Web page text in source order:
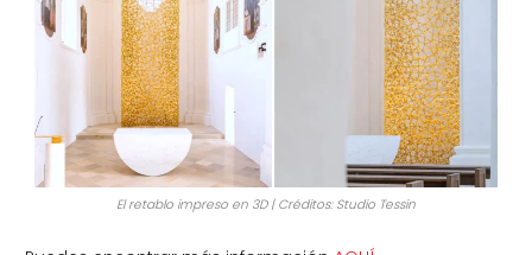
El retablo impreso en 3D | Créditos: Studio Tessin